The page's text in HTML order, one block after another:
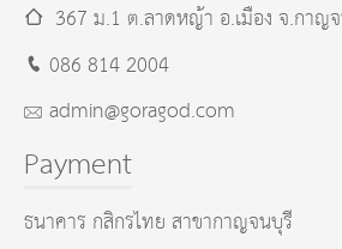
367 ม.1 ต.ลาดหญ้า อ.เมืองจ.กาญ
086 814 2004
admin@goragod.com
Payment
ธนาคาร กสิกรไทย สาขากาญจนบุรี